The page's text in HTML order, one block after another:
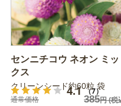
センニチコウ ネオン ミッ
クス
4.1 （7）
クリーンシード約60粒 袋
通常価格 385円(税